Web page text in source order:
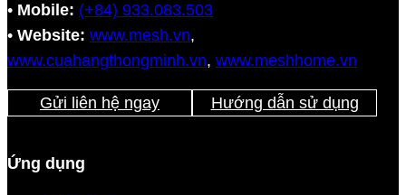
• Mobile: (+84) 933.083.503
• Website: www.mesh.vn,
www.cuahangthongminh.vn, www.meshhome.vn
Gửi liên hệ ngay Hướng dẫn sử dụng
Ứng dụng